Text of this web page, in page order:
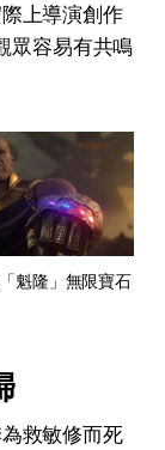
上導演創作
眾容易有共鳴
魁隆」無限寶石
救敏修而死